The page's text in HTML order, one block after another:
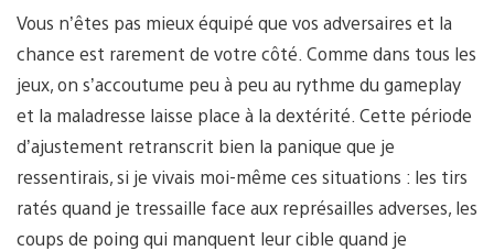
Vous n’êtes pas mieux équipé que vos adversaires et la
chance est rarement de votre côté. Comme dans tous les
jeux, on s’accoutume peu à peu au rythme du gameplay
et la maladresse laisse place à la dextérité. Cette période
d’ajustement retranscrit bien la panique que je
ressentirais, si je vivais moi-même ces situations : les tirs
ratés quand je tressaille face aux représailles adverses, les
coups de poing qui manquent leur cible quand je